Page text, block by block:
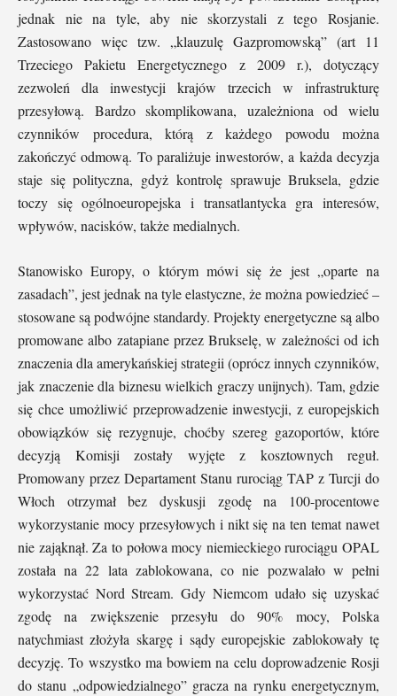
jednak nie na tyle, aby nie skorzystali z tego Rosjanie.
Zastosowano więc tzw. „klauzulę Gazpromowską” (art 11
Trzeciego Pakietu Energetycznego z 2009 r.), dotyczący
zezwoleń dla inwestycji krajów trzecich w infrastrukturę
przesyłową. Bardzo skomplikowana, uzależniona od wielu
czynników procedura, którą z każdego powodu można
zakończyć odmową. To paraliżuje inwestorów, a każda decyzja
staje się polityczna, gdyż kontrolę sprawuje Bruksela, gdzie
toczy się ogólnoeuropejska i transatlantycka gra interesów,
wpływów, nacisków, także medialnych.
Stanowisko Europy, o którym mówi się że jest „oparte na
zasadach”, jest jednak na tyle elastyczne, że można powiedzieć –
stosowane są podwójne standardy. Projekty energetyczne są albo
promowane albo zatapiane przez Brukselę, w zależności od ich
znaczenia dla amerykańskiej strategii (oprócz innych czynników,
jak znaczenie dla biznesu wielkich graczy unijnych). Tam, gdzie
się chce umożliwić przeprowadzenie inwestycji, z europejskich
obowiązków się rezygnuje, choćby szereg gazoportów, które
decyzją Komisji zostały wyjęte z kosztownych reguł.
Promowany przez Departament Stanu rurociąg TAP z Turcji do
Włoch otrzymał bez dyskusji zgodę na 100-procentowe
wykorzystanie mocy przesyłowych i nikt się na ten temat nawet
nie zająknął. Za to połowa mocy niemieckiego rurociągu OPAL
została na 22 lata zablokowana, co nie pozwalało w pełni
wykorzystać Nord Stream. Gdy Niemcom udało się uzyskać
zgodę na zwiększenie przesyłu do 90% mocy, Polska
natychmiast złożyła skargę i sądy europejskie zablokowały tę
decyzję. To wszystko ma bowiem na celu doprowadzenie Rosji
do stanu „odpowiedzialnego” gracza na rynku energetycznym,